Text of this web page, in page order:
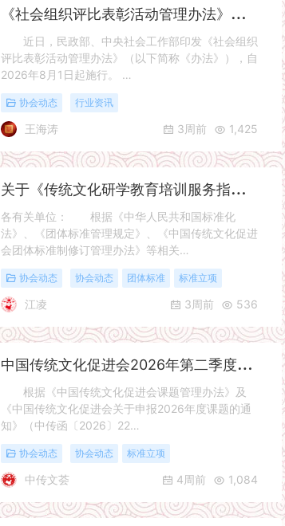
《
社会组织评比表彰活动管理办法》解读
近日，民政部、中央社会工作部印发《社会组织
评比表彰活动管理办法》（以下简称《办法》），自
2026年8月1日起施行。 …
协会动态 行业资讯
王海涛 3周前 1,425
关
于《传统文化研学教育培训服务指南》团体标准立项公告
各有关单位： 根据《中华人民共和国标准化
法》、《团体标准管理规定》、《中国传统文化促进
会团体标准制修订管理办法》等相关…
协会动态 协会动态 团体标准 标准立项
江凌 3周前 536
中
国传统文化促进会2026年第二季度课题立项公告
根据《中国传统文化促进会课题管理办法》及
《中国传统文化促进会关于申报2026年度课题的通
知》（中传函〔2026〕22…
协会动态 协会动态 标准立项
中传文荟 4周前 1,084